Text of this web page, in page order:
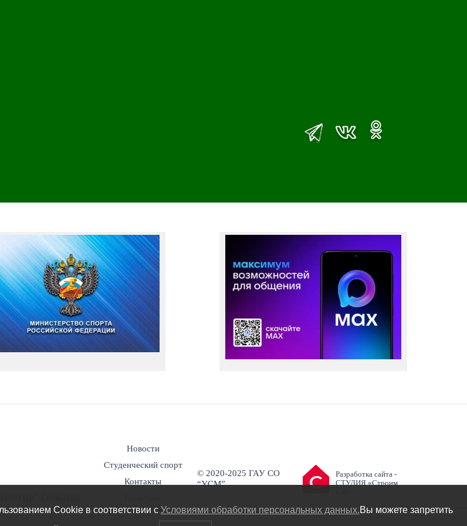
Новости
Студенческий спорт
Контакты
конфиденциальности
© 2020-2025 ГАУ СО
“УСМ”
Разработка сайта -
СТУДИЯ «Строим
Cookie в соответствии c Условиями обработки персональных данных.Вы можете запретить